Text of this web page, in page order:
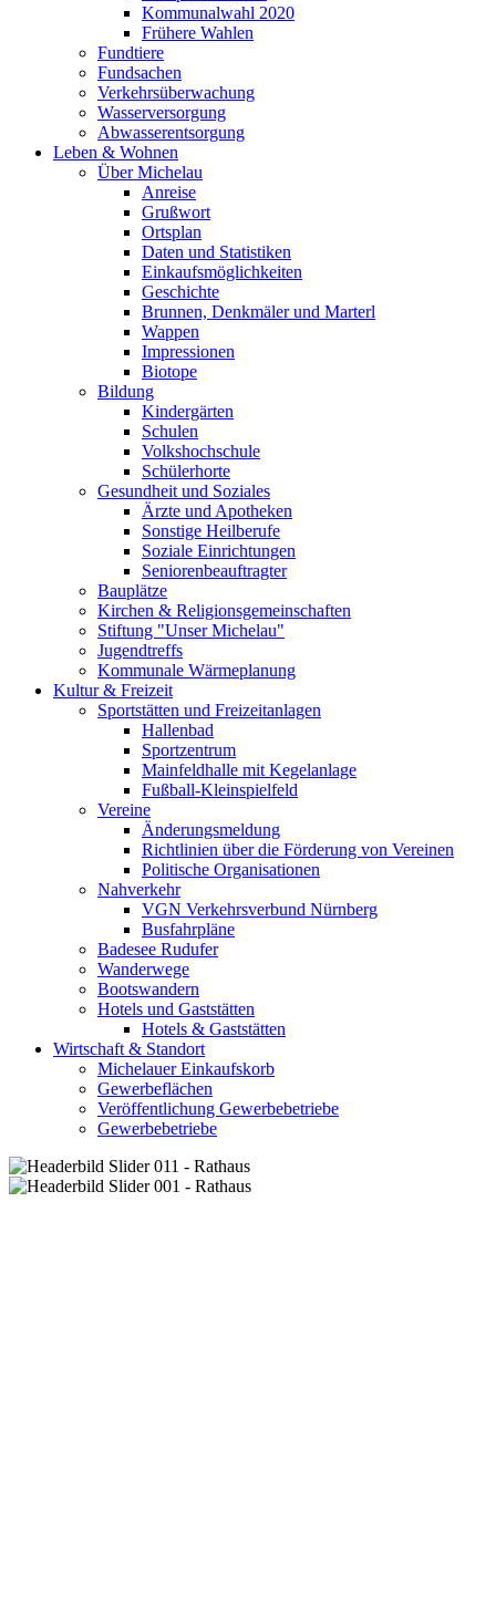
Kommunalwahl 2020
Frühere Wahlen
Fundtiere
Fundsachen
Verkehrsüberwachung
Wasserversorgung
Abwasserentsorgung
Leben & Wohnen
Über Michelau
Anreise
Grußwort
Ortsplan
Daten und Statistiken
Einkaufsmöglichkeiten
Geschichte
Brunnen, Denkmäler und Marterl
Wappen
Impressionen
Biotope
Bildung
Kindergärten
Schulen
Volkshochschule
Schülerhorte
Gesundheit und Soziales
Ärzte und Apotheken
Sonstige Heilberufe
Soziale Einrichtungen
Seniorenbeauftragter
Bauplätze
Kirchen & Religionsgemeinschaften
Stiftung "Unser Michelau"
Jugendtreffs
Kommunale Wärmeplanung
Kultur & Freizeit
Sportstätten und Freizeitanlagen
Hallenbad
Sportzentrum
Mainfeldhalle mit Kegelanlage
Fußball-Kleinspielfeld
Vereine
Änderungsmeldung
Richtlinien über die Förderung von Vereinen
Politische Organisationen
Nahverkehr
VGN Verkehrsverbund Nürnberg
Busfahrpläne
Badesee Rudufer
Wanderwege
Bootswandern
Hotels und Gaststätten
Hotels & Gaststätten
Wirtschaft & Standort
Michelauer Einkaufskorb
Gewerbeflächen
Veröffentlichung Gewerbebetriebe
Gewerbebetriebe